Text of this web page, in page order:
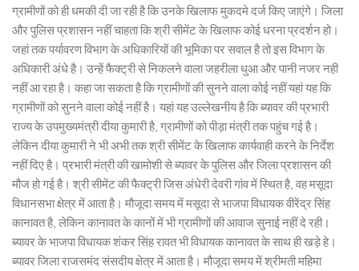
ग्रामीणों को ही धमकी दी जा रही है कि उनके खिलाफ मुकदमे दर्ज किए जाएंगे। जिला
और पुलिस प्रशासन नहीं चाहता कि श्री सीमेंट के खिलाफ कोई धरना प्रदर्शन हो।
जहां तक पर्यावरण विभाग के अधिकारियों की भूमिका पर सवाल है तो इस विभाग के
अधिकारी अंधे है। उन्हें फैक्ट्री से निकलने वाला जहरीला धुआ और पानी नजर नही
नहीं आ रहा है। कहा जा सकता है कि ग्रामीणों की सुनने वाला कोई नहीं यहां यह कि
ग्रामीणों को सुनने वाला कोई नहीं है। यहां यह उल्लेखनीय है कि ब्यावर की प्रभारी
राज्य के उपमुख्यमंत्री दीया कुमारी है, ग्रामीणों को पीड़ा मंत्री तक पहुंच गई है।
लेकिन दीया कुमारी ने भी अभी तक श्री सीमेंट के खिलाफ कार्यवाही करने के निर्देश
नहीं दिए है। प्रभारी मंत्री की खामोशी से ब्यावर के पुलिस और जिला प्रशासन की
मौज हो गई है। श्री सीमेंट की फैक्ट्री जिस अंधेरी देवरी गांव में स्थित है, वह मसूदा
विधानसभा क्षेत्र में आता है। मौजूदा समय में मसूदा से भाजपा विधायक वीरेंद्र सिंह
कानावत है, लेकिन कानावत के कानों में भी ग्रामीणों की आवाज सुनाई नहीं दे रही।
ब्यावर के भाजपा विधायक शंकर सिंह रावत भी विधायक कानावत के साथ ही खड़े हे।
ब्यावर जिला राजसमंद संसदीय क्षेत्र में आता है। मौजूदा समय में श्रीमती महिमा